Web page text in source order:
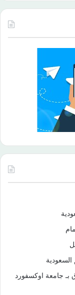
السعودية
بـ جامعة اوكسفورد